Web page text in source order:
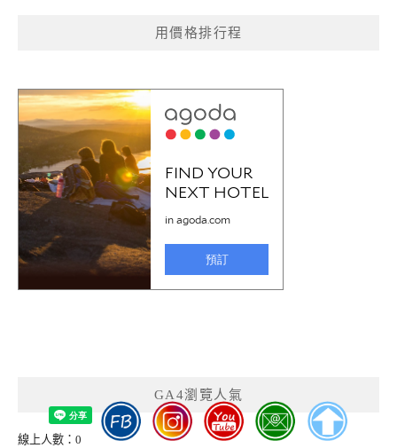
用價格排行程
GA4瀏覽人氣
線上人數：0